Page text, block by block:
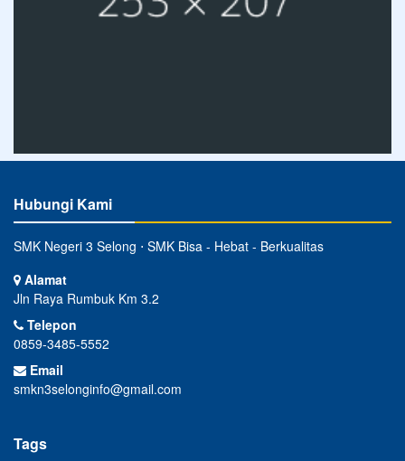
Hubungi Kami
SMK Negeri 3 Selong ⋅ SMK Bisa - Hebat - Berkualitas
Alamat
Jln Raya Rumbuk Km 3.2
Telepon
0859-3485-5552
Email
smkn3selonginfo@gmail.com
Tags